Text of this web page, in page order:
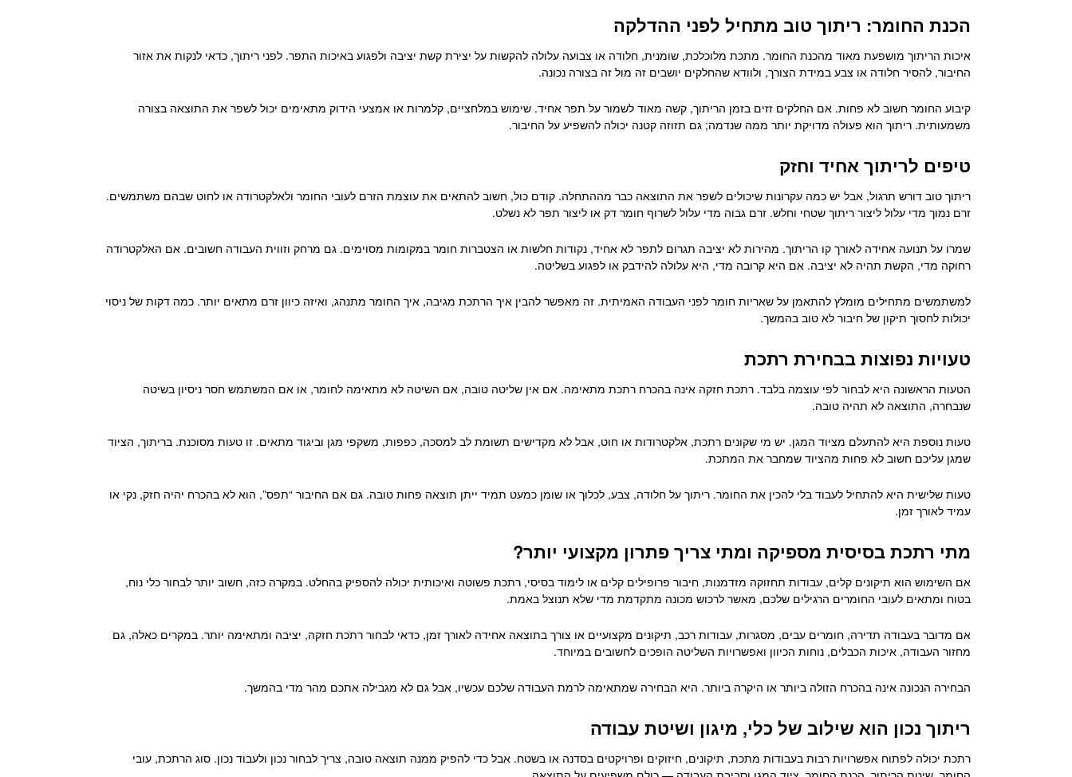
הכנת החומר: ריתוך טוב מתחיל לפני ההדלקה
איכות הריתוך מושפעת מאוד מהכנת החומר. מתכת מלוכלכת, שומנית, חלודה או צבועה עלולה להקשות על יצירת קשת יציבה ולפגוע באיכות התפר. לפני ריתוך, כדאי לנקות את אזור
החיבור, להסיר חלודה או צבע במידת הצורך, ולוודא שהחלקים יושבים זה מול זה בצורה נכונה.
קיבוע החומר חשוב לא פחות. אם החלקים זזים בזמן הריתוך, קשה מאוד לשמור על תפר אחיד. שימוש במלחציים, קלמרות או אמצעי הידוק מתאימים יכול לשפר את התוצאה בצורה
משמעותית. ריתוך הוא פעולה מדויקת יותר ממה שנדמה; גם תזוזה קטנה יכולה להשפיע על החיבור.
טיפים לריתוך אחיד וחזק
ריתוך טוב דורש תרגול, אבל יש כמה עקרונות שיכולים לשפר את התוצאה כבר מההתחלה. קודם כול, חשוב להתאים את עוצמת הזרם לעובי החומר ולאלקטרודה או לחוט שבהם משתמשים.
זרם נמוך מדי עלול ליצור ריתוך שטחי וחלש. זרם גבוה מדי עלול לשרוף חומר דק או ליצור תפר לא נשלט.
שמרו על תנועה אחידה לאורך קו הריתוך. מהירות לא יציבה תגרום לתפר לא אחיד, נקודות חלשות או הצטברות חומר במקומות מסוימים. גם מרחק וזווית העבודה חשובים. אם האלקטרודה
רחוקה מדי, הקשת תהיה לא יציבה. אם היא קרובה מדי, היא עלולה להידבק או לפגוע בשליטה.
למשתמשים מתחילים מומלץ להתאמן על שאריות חומר לפני העבודה האמיתית. זה מאפשר להבין איך הרתכת מגיבה, איך החומר מתנהג, ואיזה כיוון זרם מתאים יותר. כמה דקות של ניסוי
יכולות לחסוך תיקון של חיבור לא טוב בהמשך.
טעויות נפוצות בבחירת רתכת
הטעות הראשונה היא לבחור לפי עוצמה בלבד. רתכת חזקה אינה בהכרח רתכת מתאימה. אם אין שליטה טובה, אם השיטה לא מתאימה לחומר, או אם המשתמש חסר ניסיון בשיטה
שנבחרה, התוצאה לא תהיה טובה.
טעות נוספת היא להתעלם מציוד המגן. יש מי שקונים רתכת, אלקטרודות או חוט, אבל לא מקדישים תשומת לב למסכה, כפפות, משקפי מגן וביגוד מתאים. זו טעות מסוכנת. בריתוך, הציוד
שמגן עליכם חשוב לא פחות מהציוד שמחבר את המתכת.
טעות שלישית היא להתחיל לעבוד בלי להכין את החומר. ריתוך על חלודה, צבע, לכלוך או שומן כמעט תמיד ייתן תוצאה פחות טובה. גם אם החיבור “תפס”, הוא לא בהכרח יהיה חזק, נקי או
עמיד לאורך זמן.
מתי רתכת בסיסית מספיקה ומתי צריך פתרון מקצועי יותר?
אם השימוש הוא תיקונים קלים, עבודות תחזוקה מזדמנות, חיבור פרופילים קלים או לימוד בסיסי, רתכת פשוטה ואיכותית יכולה להספיק בהחלט. במקרה כזה, חשוב יותר לבחור כלי נוח,
בטוח ומתאים לעובי החומרים הרגילים שלכם, מאשר לרכוש מכונה מתקדמת מדי שלא תנוצל באמת.
אם מדובר בעבודה תדירה, חומרים עבים, מסגרות, עבודות רכב, תיקונים מקצועיים או צורך בתוצאה אחידה לאורך זמן, כדאי לבחור רתכת חזקה, יציבה ומתאימה יותר. במקרים כאלה, גם
מחזור העבודה, איכות הכבלים, נוחות הכיוון ואפשרויות השליטה הופכים לחשובים במיוחד.
הבחירה הנכונה אינה בהכרח הזולה ביותר או היקרה ביותר. היא הבחירה שמתאימה לרמת העבודה שלכם עכשיו, אבל גם לא מגבילה אתכם מהר מדי בהמשך.
ריתוך נכון הוא שילוב של כלי, מיגון ושיטת עבודה
רתכת יכולה לפתוח אפשרויות רבות בעבודות מתכת, תיקונים, חיזוקים ופרויקטים בסדנה או בשטח. אבל כדי להפיק ממנה תוצאה טובה, צריך לבחור נכון ולעבוד נכון. סוג הרתכת, עובי